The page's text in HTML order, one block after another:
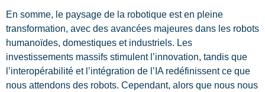
En somme, le paysage de la robotique est en pleine
transformation, avec des avancées majeures dans les robots
humanoïdes, domestiques et industriels. Les
investissements massifs stimulent l’innovation, tandis que
l’interopérabilité et l’intégration de l’IA redéfinissent ce que
nous attendons des robots. Cependant, alors que nous nous